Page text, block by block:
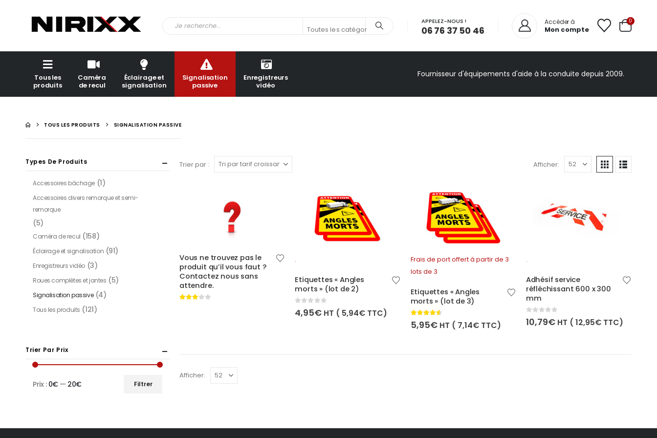
Toutes les catégories
APPELEZ-NOUS !
06 76 37 50 46
Accéder à
Mon compte
0
Tous les
produits
Caméra
de recul
Éclairage et
signalisation
Signalisation
passive
Enregistreurs
vidéo
Fournisseur d'équipements d'aide à la conduite depuis 2009.
TOUS LES PRODUITS SIGNALISATION PASSIVE
Trier par : Afficher:
Vous ne trouvez pas le
produit qu’il vous faut ?
Contactez nous sans
attendre.
.
Etiquettes « Angles
morts » (lot de 2)
out of 5
4,95€ HT ( 5,94€ TTC)
Frais de port offert à partir de 3
lots de 3
Etiquettes « Angles
morts » (lot de 3)
4.50out of 5
5,95€ HT ( 7,14€TTC)
.
Adhésif service
réfléchissant 600 x 300
mm
0 out of 5
10,79€ HT ( 12,95€TTC)
Afficher:
Types De Produits
Accessoires bâchage (1)
Accessoires divers remorque et semi-
remorque
(5)
Caméra de recul (158)
Éclairage et signalisation (91)
Enregistreurs vidéo (3)
Roues complètes et jantes (5)
Signalisation passive (4)
Tous les produits (121)
Trier Par Prix
Filtrer
Prix : 0€— 20€